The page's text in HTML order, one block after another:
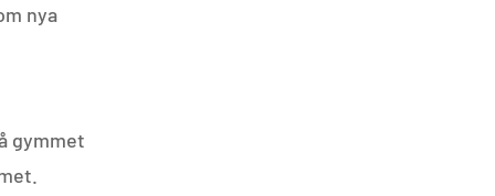
nya
gymmet